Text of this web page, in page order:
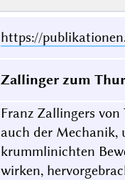
https://
Zallinger zum
Franz Zallingers
auch der Mechanik,
krummlinichten
wirken,